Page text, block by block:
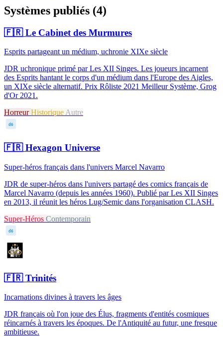
Systèmes publiés (4)
🇫🇷Le Cabinet des Murmures
Esprits partageant un médium, uchronie XIXe siècle
JDR uchronique primé par Les XII Singes. Les joueurs incarnent
des Esprits hantant le corps d'un médium dans l'Europe des Aigles,
un XIXe siècle alternatif. Prix Rôliste 2021 Meilleur Système, Grog
d'Or 2021.
HorreurHistoriqueAutre
d6
🇫🇷Hexagon Universe
Super-héros français dans l'univers Marcel Navarro
JDR de super-héros dans l'univers partagé des comics français de
Marcel Navarro (depuis les années 1960). Publié par Les XII Singes
en 2013, il réunit les héros Lug/Semic dans l'organisation CLASH.
Super-Héros Contemporain
d6
🇫🇷Trinités
Incarnations divines à travers les âges
JDR français où l'on joue des Élus, fragments d'entités cosmiques
réincarnés à travers les époques. De l'Antiquité au futur, une fresque
ambitieuse.